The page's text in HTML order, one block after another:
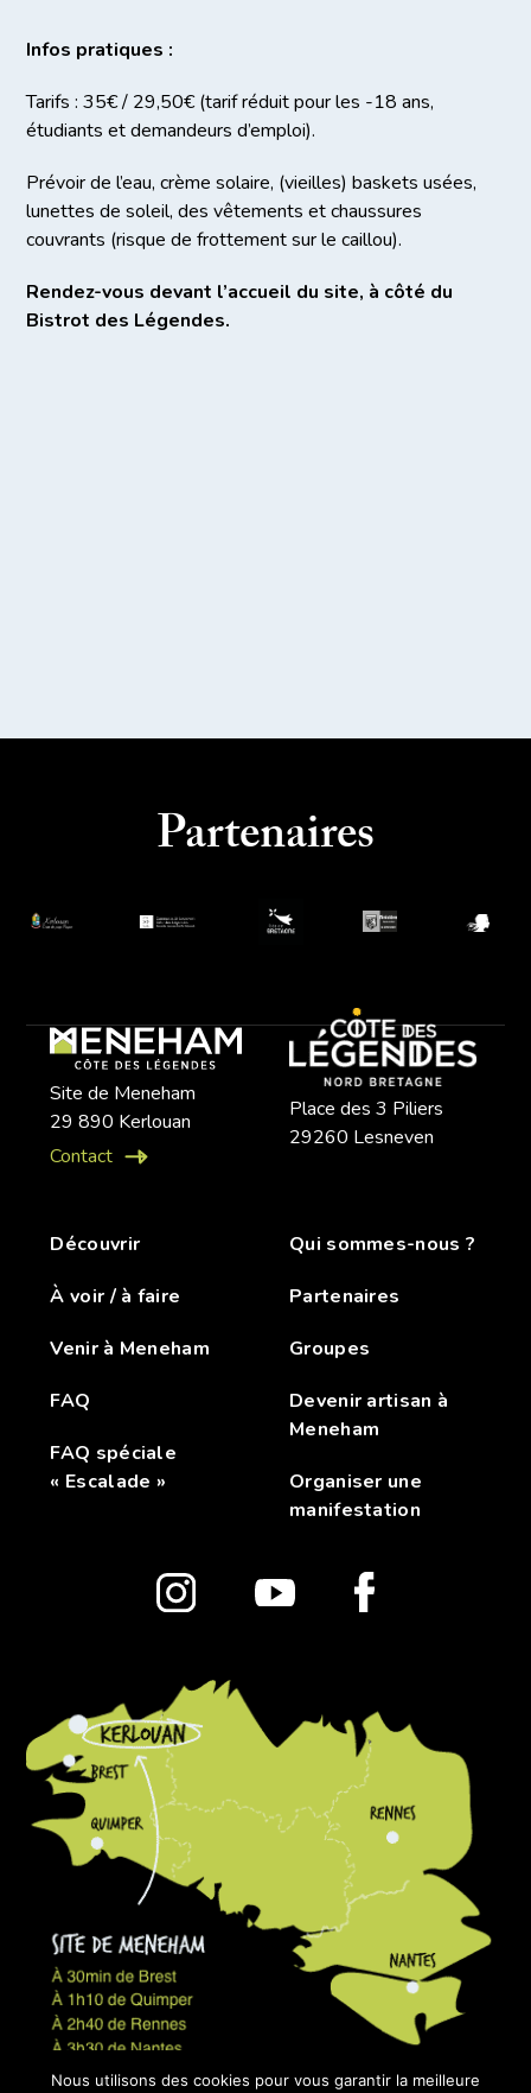
Infos pratiques :
Tarifs : 35€ / 29,50€ (tarif réduit pour les -18 ans,
étudiants et demandeurs d’emploi).
Prévoir de l’eau, crème solaire, (vieilles) baskets usées,
lunettes de soleil, des vêtements et chaussures
couvrants (risque de frottement sur le caillou).
Rendez-vous devant l’accueil du site, à côté du
Bistrot des Légendes.
Partenaires
Site de Meneham
29 890 Kerlouan
Contact
Place des 3 Piliers
29260 Lesneven
Découvrir
À voir / à faire
Venir à Meneham
FAQ
FAQ spéciale
« Escalade »
Qui sommes-nous ?
Partenaires
Groupes
Devenir artisan à
Meneham
Organiser une
manifestation
Nous utilisons des cookies pour vous garantir la meilleure